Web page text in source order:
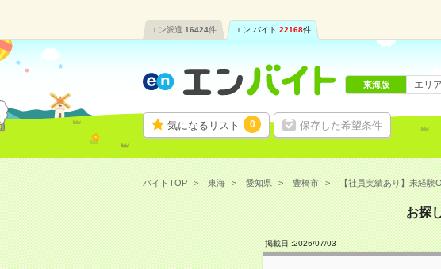
エン派遣 16424件 エン バイト 22168件
気になるリスト 0 保存した希望条件
東海版 エリ
バイトTOP 東海 愛知県 豊橋市 【社員実績あり】未経験
お探
掲載日 :2026/07/03